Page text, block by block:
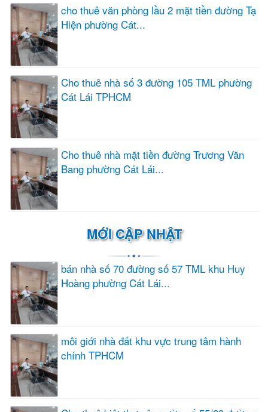
cho thuê văn phòng lầu 2 mặt tiền đường Tạ
Hiện phường Cát...
Cho thuê nhà số 3 đường 105 TML phường
Cát Lái TPHCM
Cho thuê nhà mặt tiền đường Trương Văn
Bang phường Cát Lái...
MỚI CẬP NHẬT
bán nhà số 70 đường số 57 TML khu Huy
Hoàng phường Cát Lái...
môi giới nhà đất khu vực trung tâm hành
chính TPHCM